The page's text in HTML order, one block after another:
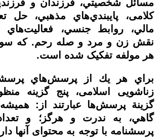
مسائل شخصيتي، فرزندان و
كلامی، پايبندي‌هاي مذهبي، حل
مالي، روابط جنسي، فعاليت‌هاي
نقش زن و مرد و صله رحم. که
هر مولفه تفکیک شده است.
براي هر يك از پرسش‌هاي
زناشویی اسلامی، پنج گزينه
گزينة پرسش‌‌ها عبارتند از:
گاهي، به ندرت و هرگز؛ و
پرسشنامه با توجه به محتوای آنها